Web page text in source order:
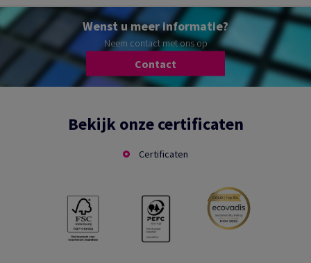
Wenst u meer informatie?
Neem contact met ons op
Contact
Bekijk onze certificaten
Certificaten